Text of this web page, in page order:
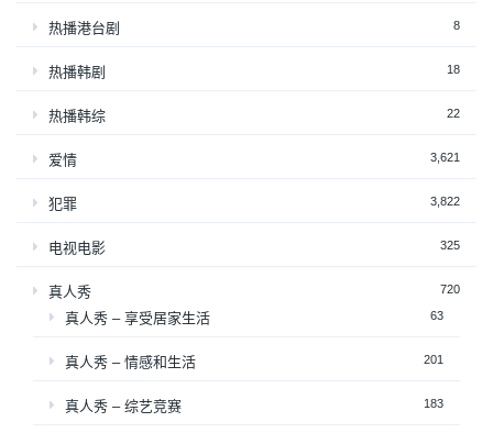
热播港台剧 8
热播韩剧 18
热播韩综 22
爱情 3,621
犯罪 3,822
电视电影 325
真人秀 720
真人秀 – 享受居家生活 63
真人秀 – 情感和生活 201
真人秀 – 综艺竞赛 183